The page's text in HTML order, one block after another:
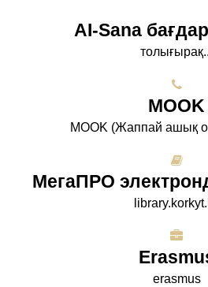
AI-Sana
МООK
МООK (Жаппай ашық
МегаПРО
erasmus